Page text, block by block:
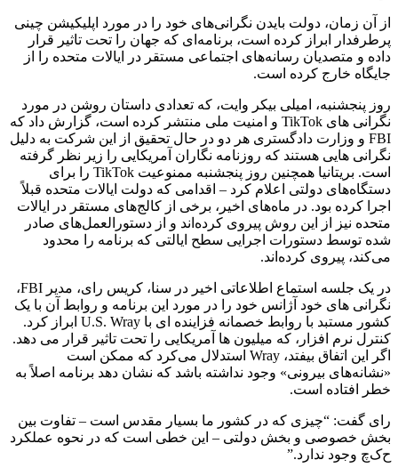
از آن زمان، دولت بایدن نگرانی‌های خود را در مورد اپلیکیشن چینی
پرطرفدار ابراز کرده است، برنامه‌ای که جهان را تحت تاثیر قرار
داده و متصدیان رسانه‌های اجتماعی مستقر در ایالات متحده را از
جایگاه خارج کرده است.
روز پنجشنبه، امیلی بیکر وایت، که تعدادی داستان روشن در مورد
نگرانی های TikTok و امنیت ملی منتشر کرده است، گزارش داد که
FBI و وزارت دادگستری هر دو در حال تحقیق از این شرکت به دلیل
نگرانی هایی هستند که روزنامه نگاران آمریکایی را زیر نظر گرفته
است. بریتانیا همچنین روز پنجشنبه ممنوعیت TikTok را برای
دستگاه‌های دولتی اعلام کرد – اقدامی که دولت ایالات متحده قبلاً
اجرا کرده بود. در ماه‌های اخیر، برخی از کالج‌های مستقر در ایالات
متحده نیز از این روش پیروی کرده‌اند و از دستورالعمل‌های صادر
شده توسط دستورات اجرایی سطح ایالتی که برنامه را محدود
می‌کند، پیروی کرده‌اند.
در یک جلسه استماع اطلاعاتی اخیر در سنا، کریس رای، مدیر FBI،
نگرانی های خود آژانس خود را در مورد این برنامه و روابط آن با یک
کشور مستبد با روابط خصمانه فزاینده ای با U.S. Wray ابراز کرد.
کنترل نرم افزار، که میلیون ها آمریکایی را تحت تاثیر قرار می دهد.
اگر این اتفاق بیفتد، Wray استدلال می‌کرد که ممکن است
«نشانه‌های بیرونی» وجود نداشته باشد که نشان دهد برنامه اصلاً به
خطر افتاده است.
رای گفت: “چیزی که در کشور ما بسیار مقدس است – تفاوت بین
بخش خصوصی و بخش دولتی – این خطی است که در نحوه عملکرد
ح‌ک‌چ وجود ندارد.”